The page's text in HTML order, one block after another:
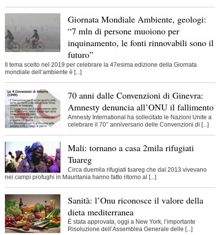
Giornata Mondiale Ambiente, geologi:
“7 mln di persone muoiono per
inquinamento, le fonti rinnovabili sono il
futuro”
Il tema scelto nel 2019 per celebrare la 47esima edizione della Giornata
mondiale dell’ambiente è [...]
70 anni dalle Convenzioni di Ginevra:
Amnesty denuncia all’ONU il fallimento
Amnesty International ha sollecitato le Nazioni Unite a
celebrare il 70° anniversario delle Convenzioni di [...]
Mali: tornano a casa 2mila rifugiati
Tuareg
Circa duemila rifugiati tuareg che dal 2013 vivevano
nei campi profughi in Mauritania hanno fatto ritorno al [...]
Sanità: l’Onu riconosce il valore della
dieta mediterranea
È stata approvata, oggi a New York, l’importante
Risoluzione dell’Assemblea Generale delle [...]